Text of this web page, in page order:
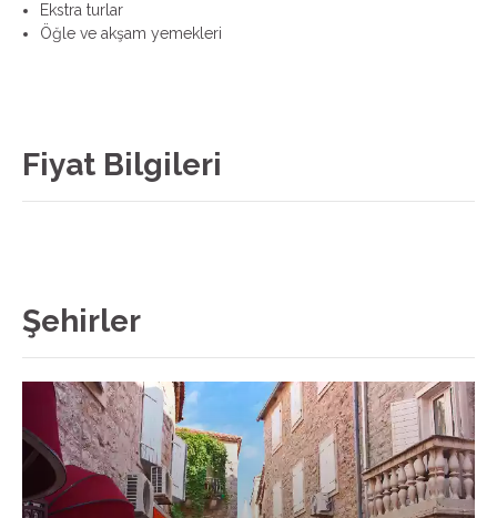
Ekstra turlar
Öğle ve akşam yemekleri
Fiyat Bilgileri
Şehirler